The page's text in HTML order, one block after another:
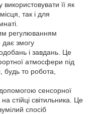
її як
так і для
регулюванням
дає змогу
і завдань. Це
атмосфери під
будь то робота,
сенсорної
стійці світильника. Це
спосіб